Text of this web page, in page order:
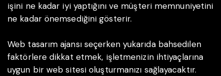
işini ne kadar iyi yaptığını ve müşteri memnuniyetini
ne kadar önemsediğini gösterir.
Web tasarım ajansı seçerken yukarıda bahsedilen
faktörlere dikkat etmek, işletmenizin ihtiyaçlarına
uygun bir web sitesi oluşturmanızı sağlayacaktır.